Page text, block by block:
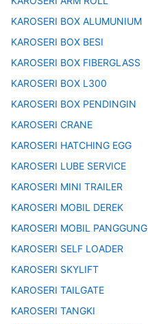
KAROSERI BOX ALUMUNIUM
KAROSERI BOX BESI
KAROSERI BOX FIBERGLASS
KAROSERI BOX L300
KAROSERI BOX PENDINGIN
KAROSERI CRANE
KAROSERI HATCHING EGG
KAROSERI LUBE SERVICE
KAROSERI MINI TRAILER
KAROSERI MOBIL DEREK
KAROSERI MOBIL PANGGUNG
KAROSERI SELF LOADER
KAROSERI SKYLIFT
KAROSERI TAILGATE
KAROSERI TANGKI